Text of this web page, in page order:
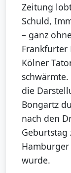
Zeitung
Schuld,
– ganz
Frankfurter
Kölner
die
Bongartz
nach den
Geburtstag
wurde.